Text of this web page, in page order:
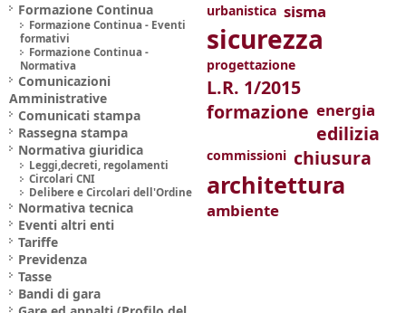
Formazione Continua
Formazione Continua - Eventi
formativi
Formazione Continua -
Normativa
Comunicazioni
Amministrative
Comunicati stampa
Rassegna stampa
Normativa giuridica
Leggi,decreti, regolamenti
Circolari CNI
Delibere e Circolari dell'Ordine
Normativa tecnica
Eventi altri enti
Tariffe
Previdenza
Tasse
Bandi di gara
urbanistica sisma
sicurezza
progettazione
L.R. 1/2015
formazione energia
edilizia
commissioni chiusura
architettura
ambiente